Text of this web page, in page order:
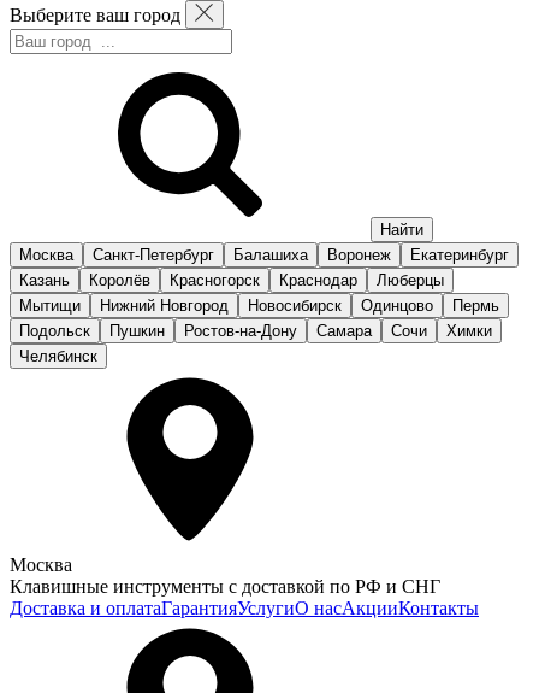
Выберите ваш город
Москва Санкт-Петербург Балашиха Воронеж
Екатеринбург
Казань
Королёв Красногорск Краснодар
Люберцы
Мытищи
Нижний Новгород Новосибирск Одинцово
Пермь
Подольск
Пушкин Ростов-на-Дону Самара Сочи
Химки
Челябинск
Москва
Клавишные инструменты с доставкой по РФ и СНГ
Доставка и оплатаГарантияУслугиО насАкцииКонтакты